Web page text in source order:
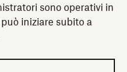
sono operativi in
iniziare subito a